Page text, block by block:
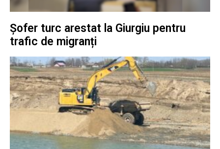
Șofer turc arestat la Giurgiu pentru
trafic de migranți